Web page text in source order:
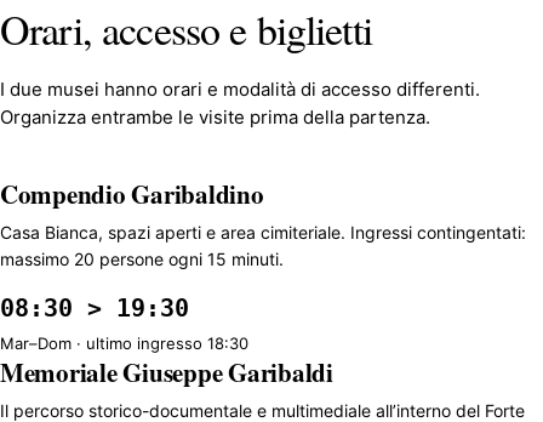
Orari, accesso e biglietti
I due musei hanno orari e modalità di accesso differenti.
Organizza entrambe le visite prima della partenza.
Compendio Garibaldino
Casa Bianca, spazi aperti e area cimiteriale. Ingressi contingentati:
massimo 20 persone ogni 15 minuti.
08:30 > 19:30
Mar–Dom · ultimo ingresso 18:30
Memoriale Giuseppe Garibaldi
Il percorso storico-documentale e multimediale all’interno del Forte